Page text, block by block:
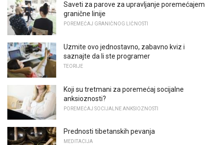
Saveti za parove za upravljanje poremećajem
granične linije
POREMEĆAJ GRANIČNOG LIČNOSTI
Uzmite ovo jednostavno, zabavno kviz i
saznajte da li ste programer
TEORIJE
Koji su tretmani za poremećaj socijalne
anksioznosti?
POREMEĆAJ SOCIJALNE ANKSIOZNOSTI
Prednosti tibetanskih pevanja
MEDITACIJA